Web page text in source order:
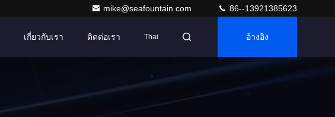
mike@seafountain.com 86--13921385623
เกี่ยวกับเรา ติดต่อเรา Thai อ้างอิง